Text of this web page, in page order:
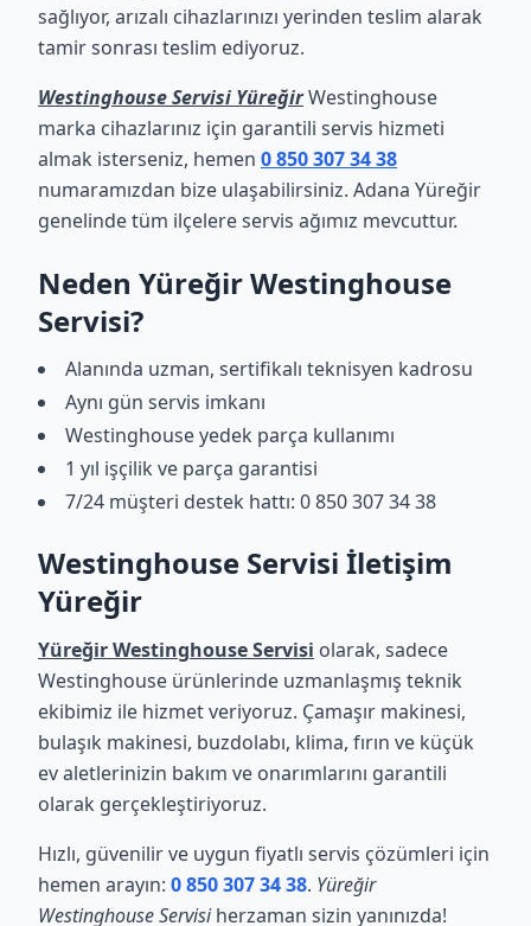
sağlıyor, arızalı cihazlarınızı yerinden teslim alarak
tamir sonrası teslim ediyoruz.
Westinghouse Servisi YüreğirWestinghouse
marka cihazlarınız için garantili servis hizmeti
almak isterseniz, hemen 0 850 307 34 38
numaramızdan bize ulaşabilirsiniz. Adana Yüreğir
genelinde tüm ilçelere servis ağımız mevcuttur.
Neden Yüreğir Westinghouse
Servisi?
Alanında uzman, sertifikalı teknisyen kadrosu
Aynı gün servis imkanı
Westinghouse yedek parça kullanımı
1 yıl işçilik ve parça garantisi
7/24 müşteri destek hattı: 0 850 307 34 38
Westinghouse Servisi İletişim
Yüreğir
Yüreğir Westinghouse Servisi olarak, sadece
Westinghouse ürünlerinde uzmanlaşmış teknik
ekibimiz ile hizmet veriyoruz. Çamaşır makinesi,
bulaşık makinesi, buzdolabı, klima, fırın ve küçük
ev aletlerinizin bakım ve onarımlarını garantili
olarak gerçekleştiriyoruz.
Hızlı, güvenilir ve uygun fiyatlı servis çözümleri için
hemen arayın: 0 850 307 34 38. Yüreğir
Westinghouse Servisiherzaman sizin yanınızda!